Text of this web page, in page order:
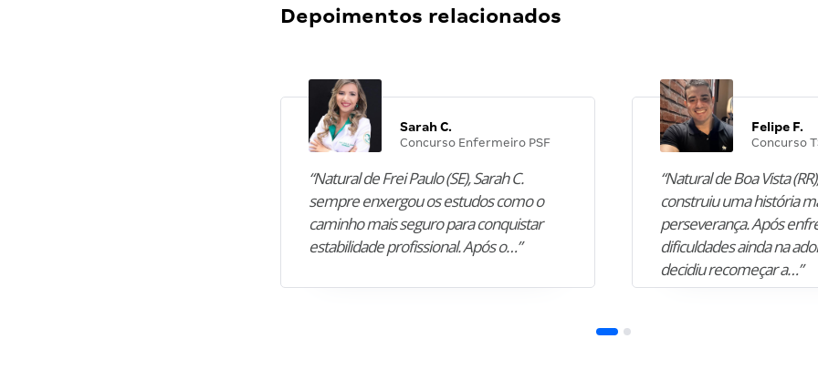
Depoimentos relacionados
Sarah C.
Concurso Enfermeiro PSF
“Natural de Frei Paulo (SE), Sarah C.
sempre enxergou os estudos como o
caminho mais seguro para conquistar
estabilidade profissional. Após o…”
Felipe F.
Concurso
“Natural de Boa Vista
construiu uma história
perseverança. Após
dificuldades ainda na
decidiu recomeçar a…”